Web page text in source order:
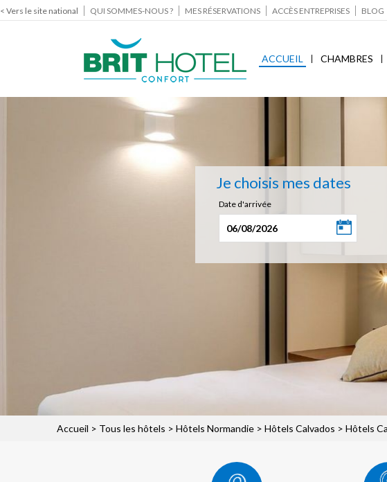
< Vers le site national QUI SOMMES-NOUS ? MES RÉSERVATIONS ACCÈS ENTREPRISES BLOG
ACCUEIL CHAMBRES
Je choisis mes dates
Date d'arrivée
Accueil > Tous les hôtels > Hôtels Normandie > Hôtels Calvados > Hôtels